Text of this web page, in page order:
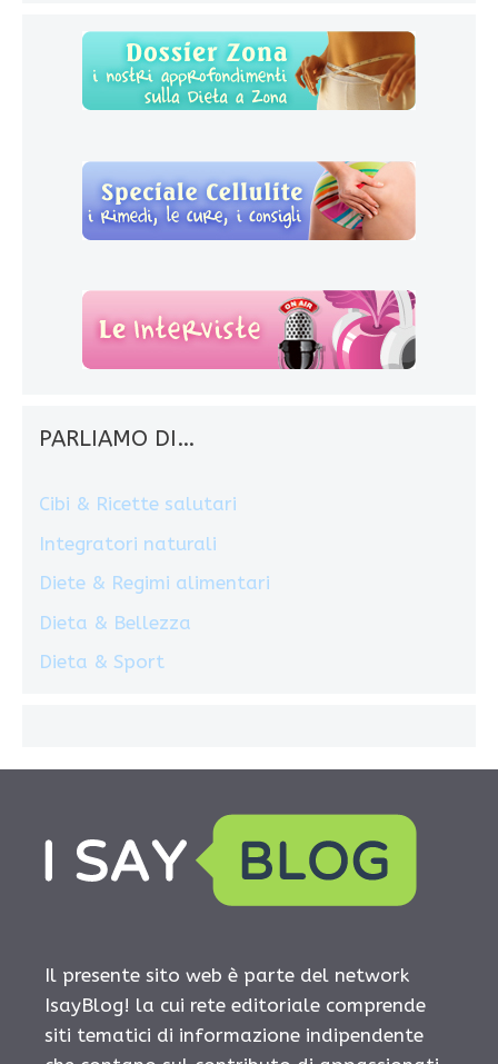
PARLIAMO DI…
Cibi & Ricette salutari
Integratori naturali
Diete & Regimi alimentari
Dieta & Bellezza
Dieta & Sport
Il presente sito web è parte del network
IsayBlog! la cui rete editoriale comprende
siti tematici di informazione indipendente